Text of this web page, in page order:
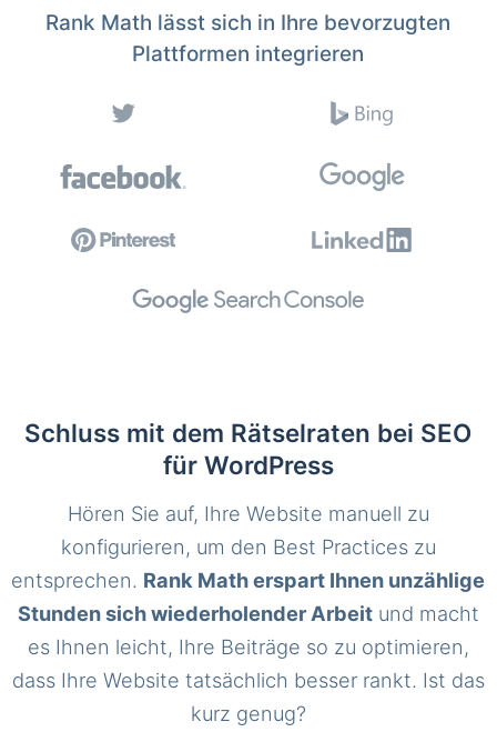
Rank Math lässt sich in Ihre bevorzugten
Plattformen integrieren
Schluss mit dem Rätselraten bei SEO
für WordPress
Hören Sie auf, Ihre Website manuell zu
konfigurieren, um den Best Practices zu
entsprechen. Rank Math erspart Ihnen unzählige
Stunden sich wiederholender Arbeitund macht
es Ihnen leicht, Ihre Beiträge so zu optimieren,
dass Ihre Website tatsächlich besser rankt. Ist das
kurz genug?